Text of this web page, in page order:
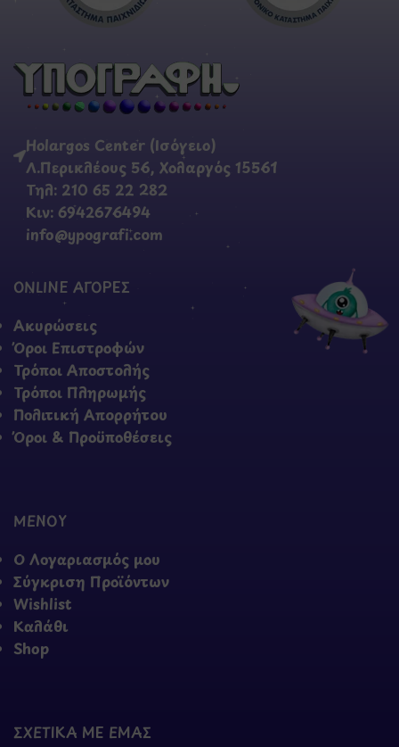
Holargos Center (Ισόγειο)
Λ.Περικλέους 56, Χολαργός 15561
Τηλ: 210 65 22 282
Κιν: 6942676494
info@ypografi.com
ONLINE ΑΓΟΡΕΣ
Ακυρώσεις
Όροι Επιστροφών
Τρόποι Αποστολής
Τρόποι Πληρωμής
Πολιτική Απορρήτου
Όροι & Προϋποθέσεις
ΜΕΝΟΥ
Ο Λογαριασμός μου
Σύγκριση Προϊόντων
Wishlist
Καλάθι
Shop
ΣΧΕΤΙΚΑ ΜΕ ΕΜΑΣ